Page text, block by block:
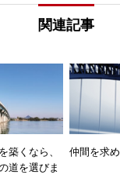
関連記事
築くなら、
道を選びま
仲間を求